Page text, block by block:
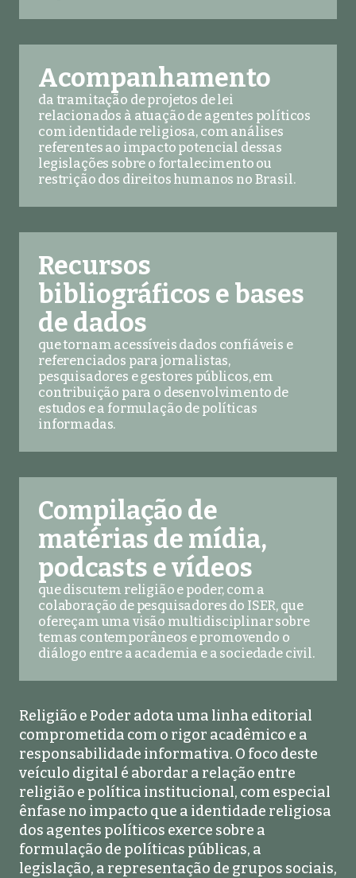
Acompanhamento
da tramitação de projetos de lei
relacionados à atuação de agentes políticos
com identidade religiosa, com análises
referentes ao impacto potencial dessas
legislações sobre o fortalecimento ou
restrição dos direitos humanos no Brasil.
Recursos
bibliográficos e bases
de dados
que tornam acessíveis dados confiáveis e
referenciados para jornalistas,
pesquisadores e gestores públicos, em
contribuição para o desenvolvimento de
estudos e a formulação de políticas
informadas.
Compilação de
matérias de mídia,
podcasts e vídeos
que discutem religião e poder, com a
colaboração de pesquisadores do ISER, que
ofereçam uma visão multidisciplinar sobre
temas contemporâneos e promovendo o
diálogo entre a academia e a sociedade civil.
Religião e Poder adota uma linha editorial
comprometida com o rigor acadêmico e a
responsabilidade informativa. O foco deste
veículo digital é abordar a relação entre
religião e política institucional, com especial
ênfase no impacto que a identidade religiosa
dos agentes políticos exerce sobre a
formulação de políticas públicas, a
legislação, a representação de grupos sociais,